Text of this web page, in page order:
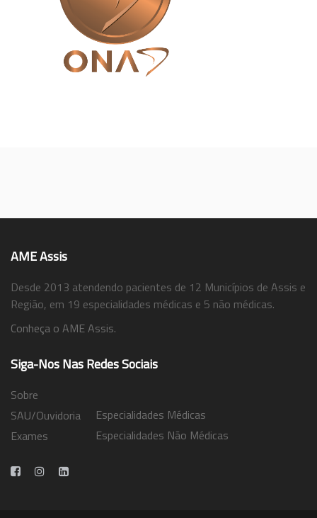
AME Assis
Desde 2013 atendendo pacientes de 12 Municípios de Assis e
Região, em 19 especialidades médicas e 5 não médicas.
Conheça o AME Assis.
Siga-Nos Nas Redes Sociais
Sobre
SAU/Ouvidoria
Exames
Especialidades Médicas
Especialidades Não Médicas